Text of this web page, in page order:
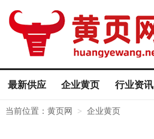
最新供应 企业黄页 行业资讯
当前位置： 黄页网 > 企业黄页